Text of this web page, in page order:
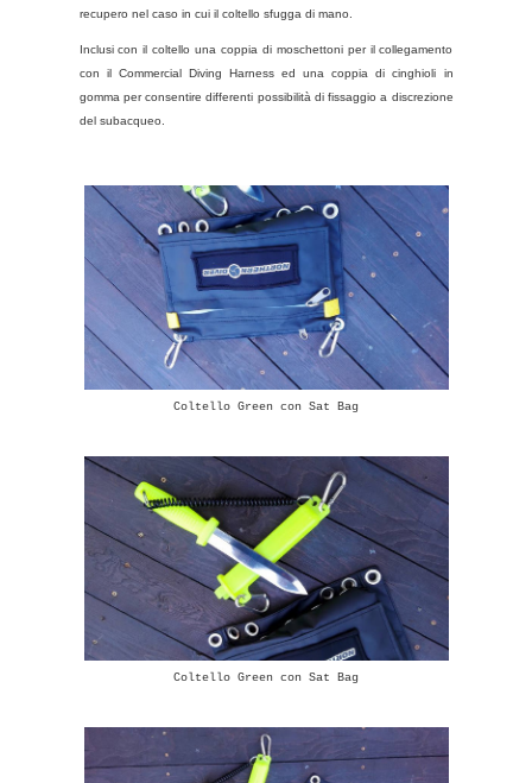
recupero nel caso in cui il coltello sfugga di mano.
Inclusi con il coltello una coppia di moschettoni per il collegamento
con il Commercial Diving Harness ed una coppia di cinghioli in
gomma per consentire differenti possibilità di fissaggio a discrezione
del subacqueo.
Coltello Green con Sat Bag
Coltello Green con Sat Bag